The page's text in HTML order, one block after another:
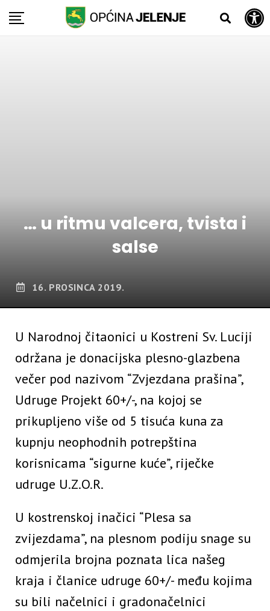
Open toolbar
Skip
… u ritmu valcera, tvista i
salse
16. PROSINCA 2019.
U Narodnoj čitaonici u Kostreni Sv. Luciji
održana je donacijska plesno-glazbena
večer pod nazivom “Zvjezdana prašina”,
Udruge Projekt 60+/-, na kojoj se
prikupljeno više od 5 tisuća kuna za
kupnju neophodnih potrepština
korisnicama “sigurne kuće”, riječke
udruge U.Z.O.R.
U kostrenskoj inačici “Plesa sa
zvijezdama”, na plesnom podiju snage su
odmjerila brojna poznata lica našeg
kraja i članice udruge 60+/- među kojima
su bili načelnici i gradonačelnici